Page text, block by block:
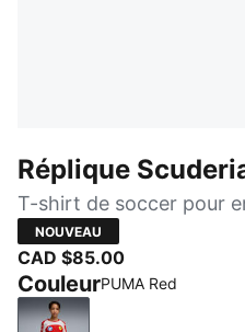
Réplique
T-shirt de soccer pour
NOUVEAU
CAD $85.00
CouleurPUMA Red